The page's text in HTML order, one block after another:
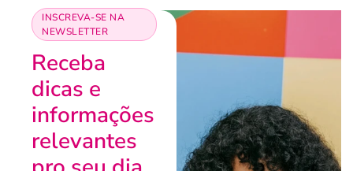
INSCREVA-SE NA
NEWSLETTER
Receba
dicas e
informações
relevantes